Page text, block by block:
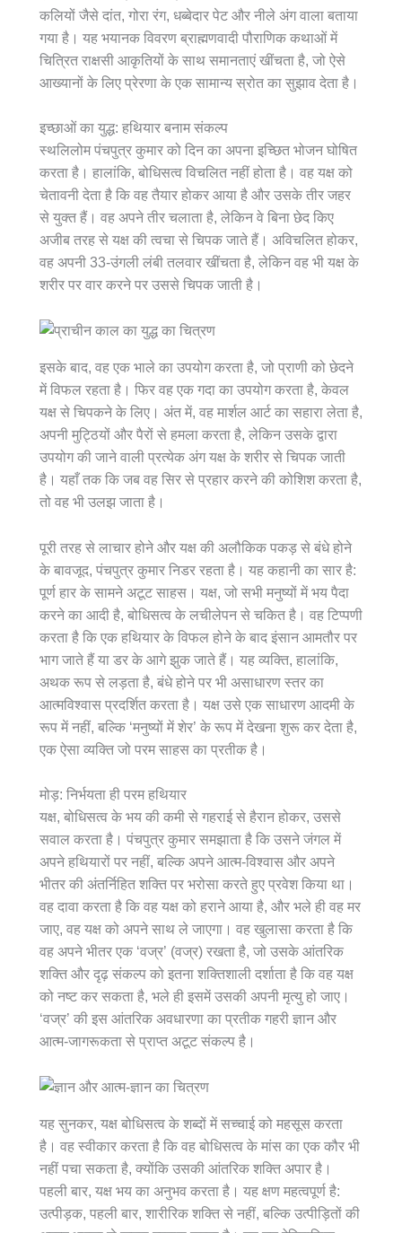
कलियों जैसे दांत, गोरा रंग, धब्बेदार पेट और नीले अंग वाला बताया
गया है। यह भयानक विवरण ब्राह्मणवादी पौराणिक कथाओं में
चित्रित राक्षसी आकृतियों के साथ समानताएं खींचता है, जो ऐसे
आख्यानों के लिए प्रेरणा के एक सामान्य स्रोत का सुझाव देता है।
इच्छाओं का युद्ध: हथियार बनाम संकल्प
स्थलिलोम पंचपुत्र कुमार को दिन का अपना इच्छित भोजन घोषित
करता है। हालांकि, बोधिसत्व विचलित नहीं होता है। वह यक्ष को
चेतावनी देता है कि वह तैयार होकर आया है और उसके तीर जहर
से युक्त हैं। वह अपने तीर चलाता है, लेकिन वे बिना छेद किए
अजीब तरह से यक्ष की त्वचा से चिपक जाते हैं। अविचलित होकर,
वह अपनी 33-उंगली लंबी तलवार खींचता है, लेकिन वह भी यक्ष के
शरीर पर वार करने पर उससे चिपक जाती है।
इसके बाद, वह एक भाले का उपयोग करता है, जो प्राणी को छेदने
में विफल रहता है। फिर वह एक गदा का उपयोग करता है, केवल
यक्ष से चिपकने के लिए। अंत में, वह मार्शल आर्ट का सहारा लेता है,
अपनी मुट्ठियों और पैरों से हमला करता है, लेकिन उसके द्वारा
उपयोग की जाने वाली प्रत्येक अंग यक्ष के शरीर से चिपक जाती
है। यहाँ तक कि जब वह सिर से प्रहार करने की कोशिश करता है,
तो वह भी उलझ जाता है।
पूरी तरह से लाचार होने और यक्ष की अलौकिक पकड़ से बंधे होने
के बावजूद, पंचपुत्र कुमार निडर रहता है। यह कहानी का सार है:
पूर्ण हार के सामने अटूट साहस। यक्ष, जो सभी मनुष्यों में भय पैदा
करने का आदी है, बोधिसत्व के लचीलेपन से चकित है। वह टिप्पणी
करता है कि एक हथियार के विफल होने के बाद इंसान आमतौर पर
भाग जाते हैं या डर के आगे झुक जाते हैं। यह व्यक्ति, हालांकि,
अथक रूप से लड़ता है, बंधे होने पर भी असाधारण स्तर का
आत्मविश्वास प्रदर्शित करता है। यक्ष उसे एक साधारण आदमी के
रूप में नहीं, बल्कि ‘मनुष्यों में शेर’ के रूप में देखना शुरू कर देता है,
एक ऐसा व्यक्ति जो परम साहस का प्रतीक है।
मोड़: निर्भयता ही परम हथियार
यक्ष, बोधिसत्व के भय की कमी से गहराई से हैरान होकर, उससे
सवाल करता है। पंचपुत्र कुमार समझाता है कि उसने जंगल में
अपने हथियारों पर नहीं, बल्कि अपने आत्म-विश्वास और अपने
भीतर की अंतर्निहित शक्ति पर भरोसा करते हुए प्रवेश किया था।
वह दावा करता है कि वह यक्ष को हराने आया है, और भले ही वह मर
जाए, वह यक्ष को अपने साथ ले जाएगा। वह खुलासा करता है कि
वह अपने भीतर एक ‘वज्र’ (वज्र) रखता है, जो उसके आंतरिक
शक्ति और दृढ़ संकल्प को इतना शक्तिशाली दर्शाता है कि वह यक्ष
को नष्ट कर सकता है, भले ही इसमें उसकी अपनी मृत्यु हो जाए।
‘वज्र’ की इस आंतरिक अवधारणा का प्रतीक गहरी ज्ञान और
आत्म-जागरूकता से प्राप्त अटूट संकल्प है।
यह सुनकर, यक्ष बोधिसत्व के शब्दों में सच्चाई को महसूस करता
है। वह स्वीकार करता है कि वह बोधिसत्व के मांस का एक कौर भी
नहीं पचा सकता है, क्योंकि उसकी आंतरिक शक्ति अपार है।
पहली बार, यक्ष भय का अनुभव करता है। यह क्षण महत्वपूर्ण है:
उत्पीड़क, पहली बार, शारीरिक शक्ति से नहीं, बल्कि उत्पीड़ितों की